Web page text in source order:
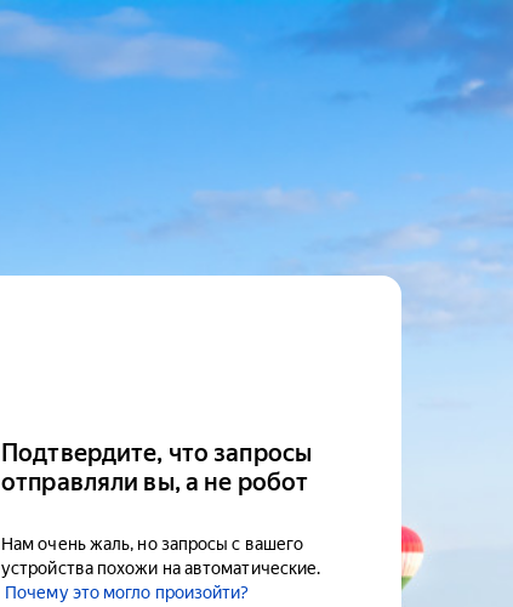
Подтвердите, что запросы
отправляли вы, а не робот
Нам очень жаль, но запросы с вашего
устройства похожи на автоматические.
Почему это могло произойти?